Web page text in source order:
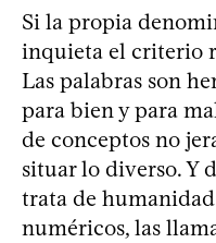
Si la propia
inquieta el criterio
Las palabras son
para bien y para
de conceptos no
situar lo diverso. Y
trata de
numéricos, las